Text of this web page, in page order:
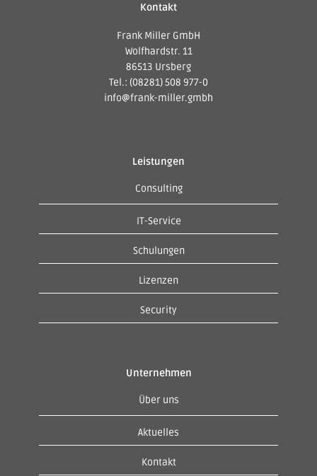
Kontakt
Frank Miller GmbH
Wolfhardstr. 11
86513 Ursberg
Tel.: (08281) 508 977-0
info@frank-miller.gmbh
Leistungen
Consulting
IT-Service
Schulungen
Lizenzen
Security
Unternehmen
Über uns
Aktuelles
Kontakt